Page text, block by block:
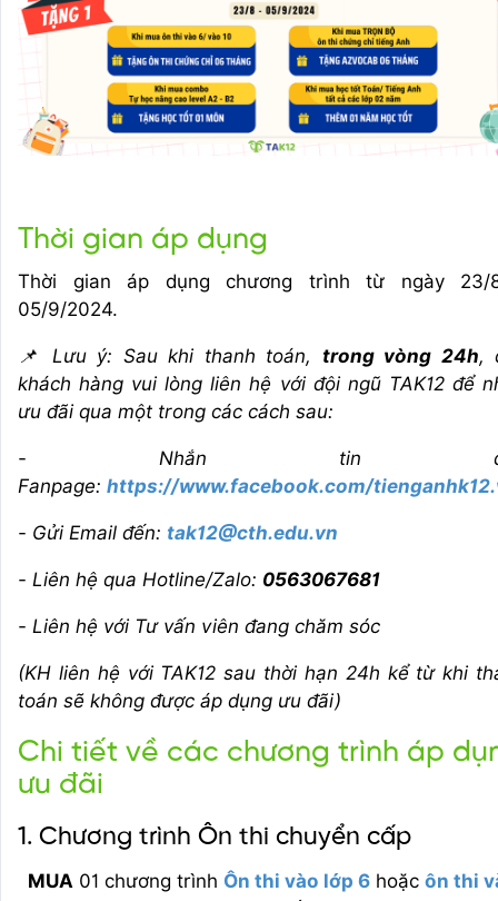
Thời gian áp dụng
Thời gian áp dụng chương trình từ ngày
05/9/2024.
📌 Lưu ý: Sau khi thanh toán, trong vòng 24h,
khách hàng vui lòng liên hệ với đội ngũ TAK12 để
ưu đãi qua một trong các cách sau:
- Nhắn tin
Fanpage: https://www.facebook.com/
- Gửi Email đến: tak12@cth.edu.vn
- Liên hệ qua Hotline/Zalo: 0563067681
- Liên hệ với Tư vấn viên đang chăm sóc
(KH liên hệ với TAK12 sau thời hạn 24h kể từ khi
toán sẽ không được áp dụng ưu đãi)
Chi tiết về các chương trình áp
ưu đãi
1. Chương trình Ôn thi chuyển cấp
MUA01 chương trình Ôn thi vào lớp 6hoặc ôn thi